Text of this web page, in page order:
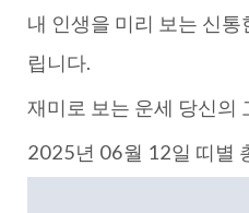
내 인생을 미리 보는 신
립니다.
재미로 보는 운세 당신의
2025년 06월 12일 띠별